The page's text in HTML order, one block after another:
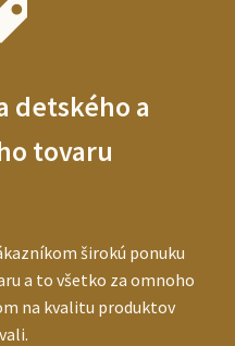
detského a
tovaru
širokú ponuku
a to všetko za omnoho
na kvalitu produktov